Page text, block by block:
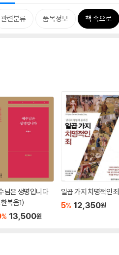
관련분류 품목정보 책 속으로
님은 생명입니다
복음1)
% 13,500원
일곱 가지 치명적인 죄
5% 12,350원